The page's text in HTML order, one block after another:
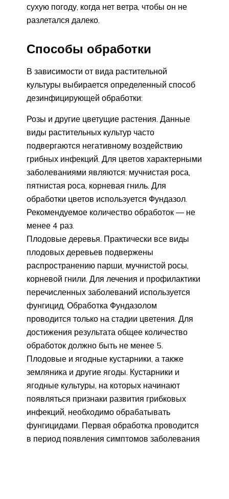
сухую погоду, когда нет ветра, чтобы он не
разлетался далеко.
Способы обработки
В зависимости от вида растительной
культуры выбирается определенный способ
дезинфицирующей обработки:
Розы и другие цветущие растения. Данные
виды растительных культур часто
подвергаются негативному воздействию
грибных инфекций. Для цветов характерными
заболеваниями являются: мучнистая роса,
пятнистая роса, корневая гниль. Для
обработки цветов используется Фундазол.
Рекомендуемое количество обработок — не
менее 4 раз.
Плодовые деревья. Практически все виды
плодовых деревьев подвержены
распространению парши, мучнистой росы,
корневой гнили. Для лечения и профилактики
перечисленных заболеваний используется
фунгицид. Обработка Фундазолом
проводится только на стадии цветения. Для
достижения результата общее количество
обработок должно быть не менее 5.
Плодовые и ягодные кустарники, а также
земляника и другие ягоды. Кустарники и
ягодные культуры, на которых начинают
появляться признаки развития грибковых
инфекций, необходимо обрабатывать
фунгицидами. Первая обработка проводится
в период появления симптомов заболевания